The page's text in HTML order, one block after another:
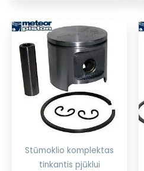
Stūmoklio komplektas
tinkantis pjūklui